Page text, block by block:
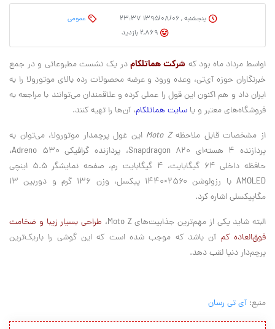
پنجشنبه , ۱۳۹۵/۰۸/۰۶ ۲۳:۳۷
عمومی
2,869 بازدید
اواسط مرداد ماه بود که شرکت هماتلکامدر یک نشست مطبوعاتی و در جمع
خبرنگاران حوزه آی‌تی، وعده ورود و عرضه محصولات رده بالای موتورولا را به
ایران داد و هم اکنون این قول را عملی کرده و علاقمندان می‌توانند با مراجعه به
فروشگاه‌های معتبر و یا سایت هماتلکام، آن‌ها را تهیه کنند.
از مشخصات قابل ملاحظهMoto Z این غول پرچمدار موتورولا، می‌توان به
پردازنده ۴ هسته‌ای Snapdragon 820، پردازنده گرافیکی Adreno 530،
حافظه داخلی ۶۴ گیگابایت، ۴ گیگابایت رم، صفحه نمایشگر ۵.۵ اینچی
AMOLED با رزولوشن ۲۵۶۰×۱۴۴۰ پیکسل، وزن ۱۳۶ گرم و دوربین ۱۳
مگاپیکسلی اشاره کرد.
البته شاید یکی از مهم‌ترین جذابیت‌های Moto Z،
طراحی بسیار زیبا و ضخامت
فوق‌العاده کم آن باشد که موجب شده است که این گوشی را باریک‌ترین
پرچم‌دار دنیا لقب دهد.
منبع: آی تی رسان